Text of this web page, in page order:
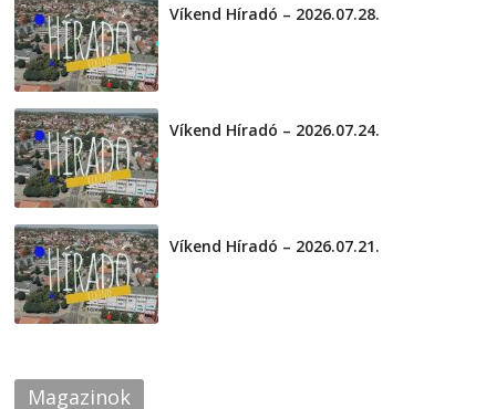
Víkend Híradó – 2026.07.28.
Víkend Híradó – 2026.07.24.
Víkend Híradó – 2026.07.21.
Magazinok